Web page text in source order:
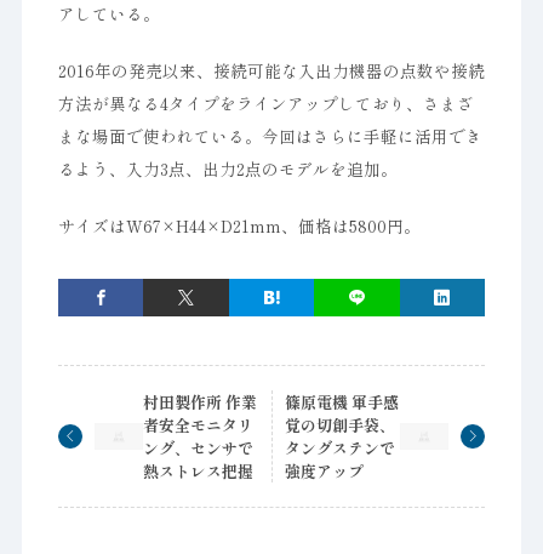
アしている。
2016年の発売以来、接続可能な入出力機器の点数や接続
方法が異なる4タイプをラインアップしており、さまざ
まな場面で使われている。今回はさらに手軽に活用でき
るよう、入力3点、出力2点のモデルを追加。
サイズはW67×H44×D21mm、価格は5800円。
村田製作所 作業
者安全モニタリ
ング、センサで
熱ストレス把握
篠原電機 軍手感
覚の切創手袋、
タングステンで
強度アップ